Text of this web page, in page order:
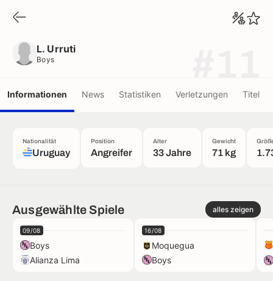
L. Urruti
Boys
Informationen News Statistiken Verletzungen Titel
Nationalität
Uruguay
Position
Angreifer
Alter
33 Jahre
Gewicht
71 kg
Ausgewählte Spiele alles zeigen
09/08
Boys
Alianza Lima
16/08
Moquegua
Boys